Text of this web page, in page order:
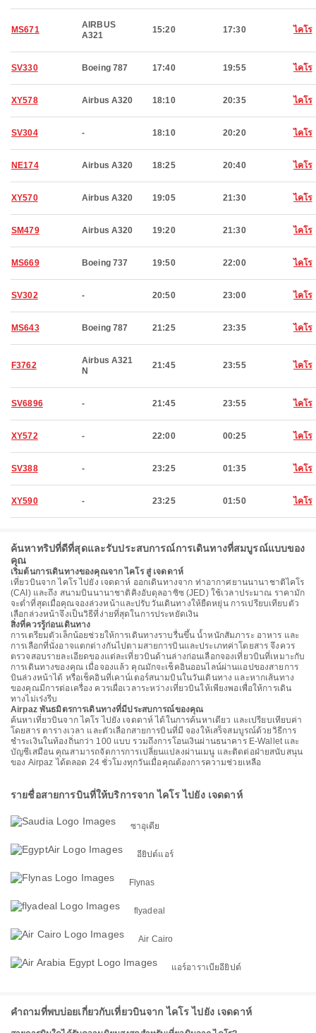
MS671
AIRBUS
A321
15:20 17:30 ไคโร
SV330 Boeing 787 17:40 19:55 ไคโร
XY578 Airbus A320 18:10 20:35 ไคโร
SV304 - 18:10 20:20 ไคโร
NE174 Airbus A320 18:25 20:40 ไคโร
XY570 Airbus A320 19:05 21:30 ไคโร
SM479 Airbus A320 19:20 21:30 ไคโร
MS669 Boeing 737 19:50 22:00 ไคโร
SV302 - 20:50 23:00 ไคโร
MS643 Boeing 787 21:25 23:35 ไคโร
F3762
Airbus A321
N
21:45 23:55 ไคโร
SV6896 - 21:45 23:55 ไคโร
XY572 - 22:00 00:25 ไคโร
SV388 - 23:25 01:35 ไคโร
XY590 - 23:25 01:50 ไคโร
ค้นหาทริปที่ดีที่สุดและรับประสบการณ์การเดินทางที่สมบูรณ์แบบของ
คุณ
เริ่มต้นการเดินทางของคุณจาก ไคโร สู่ เจดดาห์
เที่ยวบินจาก ไคโร ไปยัง เจดดาห์ ออกเดินทางจาก ท่าอากาศยานนานาชาติไคโร
(CAI) และถึง สนามบินนานาชาติคิงอับดุลอาซิซ (JED) ใช้เวลาประมาณ ราคามัก
จะต่ำที่สุดเมื่อคุณจองล่วงหน้าและปรับวันเดินทางให้ยืดหยุ่น การเปรียบเทียบตัว
เลือกล่วงหน้าจึงเป็นวิธีที่ง่ายที่สุดในการประหยัดเงิน
สิ่งที่ควรรู้ก่อนเดินทาง
การเตรียมตัวเล็กน้อยช่วยให้การเดินทางราบรื่นขึ้น น้ำหนักสัมภาระ อาหาร และ
การเลือกที่นั่งอาจแตกต่างกันไปตามสายการบินและประเภทค่าโดยสาร จึงควร
ตรวจสอบรายละเอียดของแต่ละเที่ยวบินด้านล่างก่อนเลือกจองเที่ยวบินที่เหมาะกับ
การเดินทางของคุณ เมื่อจองแล้ว คุณมักจะเช็คอินออนไลน์ผ่านแอปของสายการ
บินล่วงหน้าได้ หรือเช็คอินที่เคาน์เตอร์สนามบินในวันเดินทาง และหากเส้นทาง
ของคุณมีการต่อเครื่อง ควรเผื่อเวลาระหว่างเที่ยวบินให้เพียงพอเพื่อให้การเดิน
ทางไม่เร่งรีบ
Airpaz พันธมิตรการเดินทางที่มีประสบการณ์ของคุณ
ค้นหาเที่ยวบินจาก ไคโร ไปยัง เจดดาห์ ได้ในการค้นหาเดียว และเปรียบเทียบค่า
โดยสาร ตารางเวลา และตัวเลือกสายการบินที่มี จองให้เสร็จสมบูรณ์ด้วยวิธีการ
ชำระเงินในท้องถิ่นกว่า 100 แบบ รวมถึงการโอนเงินผ่านธนาคาร E-Wallet และ
บัญชีเสมือน คุณสามารถจัดการการเปลี่ยนแปลงผ่านเมนู และติดต่อฝ่ายสนับสนุน
ของ Airpaz ได้ตลอด 24 ชั่วโมงทุกวันเมื่อคุณต้องการความช่วยเหลือ
รายชื่อสายการบินที่ให้บริการจาก ไคโร ไปยัง เจดดาห์
ซาอุเดีย
อียิปต์แอร์
Flynas
flyadeal
Air Cairo
แอร์อาราเบียอียิปต์
คำถามที่พบบ่อยเกี่ยวกับเที่ยวบินจาก ไคโร ไปยัง เจดดาห์